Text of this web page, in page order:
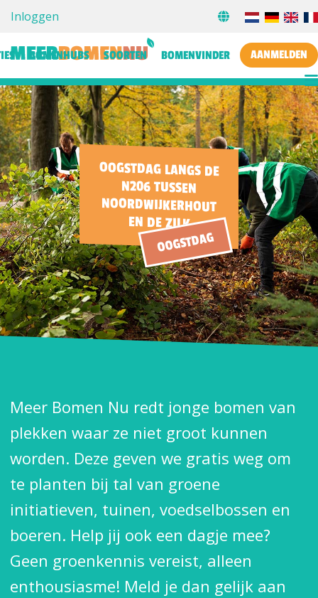
Inloggen
BOMENHUBS SOORTEN BOMENVINDER AANMELDEN
OOGSTDAG LANGS DE
N206 TUSSEN
NOORDWIJKERHOUT
EN DE ZILK
OOGSTDAG
Meer Bomen Nu redt jonge bomen van
plekken waar ze niet groot kunnen
worden. Deze geven we gratis weg om
te planten bij tal van groene
initiatieven, tuinen, voedselbossen en
boeren. Help jij ook een dagje mee?
Geen groenkennis vereist, alleen
enthousiasme! Meld je dan gelijk aan